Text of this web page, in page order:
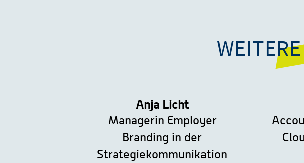
Anja Licht
Managerin Employer
Branding in der
Strategiekommunikation